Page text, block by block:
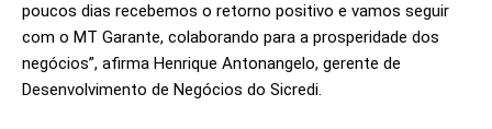
poucos dias recebemos o retorno positivo e vamos seguir
com o MT Garante, colaborando para a prosperidade dos
negócios”, afirma Henrique Antonangelo, gerente de
Desenvolvimento de Negócios do Sicredi.